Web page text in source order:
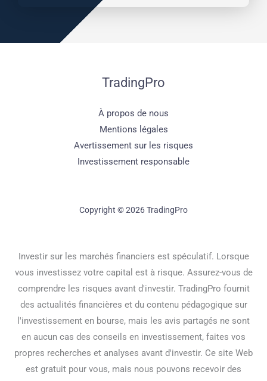
TradingPro
À propos de nous
Mentions légales
Avertissement sur les risques
Investissement responsable
Copyright © 2026 TradingPro
Investir sur les marchés financiers est spéculatif. Lorsque
vous investissez votre capital est à risque. Assurez-vous de
comprendre les risques avant d'investir. TradingPro fournit
des actualités financières et du contenu pédagogique sur
l'investissement en bourse, mais les avis partagés ne sont
en aucun cas des conseils en investissement, faites vos
propres recherches et analyses avant d'investir. Ce site Web
est gratuit pour vous, mais nous pouvons recevoir des